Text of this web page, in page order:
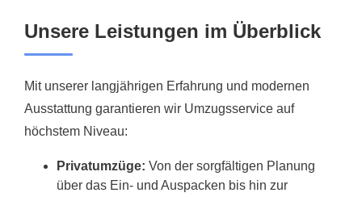
Unsere Leistungen im Überblick
Mit unserer langjährigen Erfahrung und modernen
Ausstattung garantieren wir Umzugsservice auf
höchstem Niveau:
Privatumzüge: Von der sorgfältigen Planung
über das Ein- und Auspacken bis hin zur